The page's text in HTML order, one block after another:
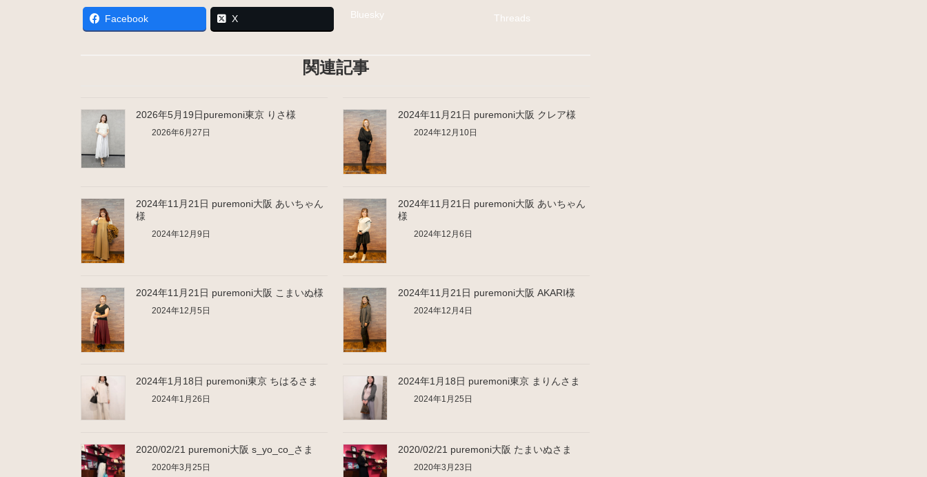
Facebook X Bluesky Threads
関連記事
2026年5月19日puremoni東京 りさ様
2026年6月27日
2024年11月21日 puremoni大阪 クレア様
2024年12月10日
2024年11月21日 puremoni大阪 あいちゃん
様
2024年12月9日
2024年11月21日 puremoni大阪 あいちゃん
様
2024年12月6日
2024年11月21日 puremoni大阪 こまいぬ様
2024年12月5日
2024年11月21日 puremoni大阪 AKARI様
2024年12月4日
2024年1月18日 puremoni東京 ちはるさま
2024年1月26日
2024年1月18日 puremoni東京 まりんさま
2024年1月25日
2020/02/21 puremoni大阪 s_yo_co_さま
2020年3月25日
2020/02/21 puremoni大阪 たまいぬさま
2020年3月23日